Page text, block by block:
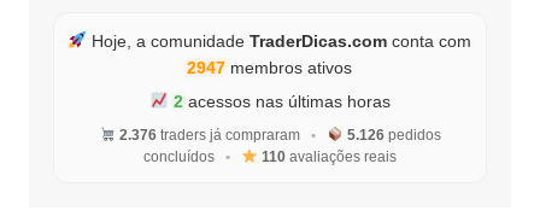
Hoje, a comunidadeTraderDicas.com conta com
2947 membros ativos
2acessos nas últimas horas
2.376traders já compraram • 5.126pedidos
concluídos
• 110avaliações reais